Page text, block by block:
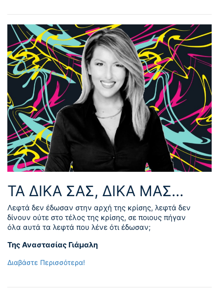
ΤΑ ΔΙΚΑ ΣΑΣ, ΔΙΚΑ ΜΑΣ…
Λεφτά δεν έδωσαν στην αρχή της κρίσης, λεφτά δεν
δίνουν ούτε στο τέλος της κρίσης, σε ποιους πήγαν
όλα αυτά τα λεφτά που λένε ότι έδωσαν;
Της Αναστασίας Γιάμαλη
Διαβάστε Περισσότερα!